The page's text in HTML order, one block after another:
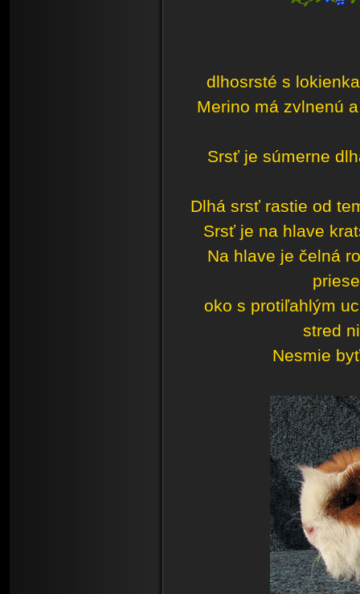
dlhosrsté s
Merino má zvlnenú
Srsť je súmerne
Dlhá srsť rastie od
Srsť je na hlave
Na hlave je čelná
oko s protiľahlým
stred
Nesmie